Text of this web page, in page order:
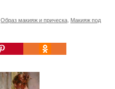
Образ макияж и прическа Макияж под